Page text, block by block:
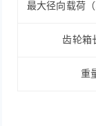
最大径向载荷
齿轮箱
重